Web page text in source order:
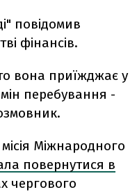
повідомив
фінансів.
вона приїжджає у
перебування -
Міжнародного
повернутися в
чергового